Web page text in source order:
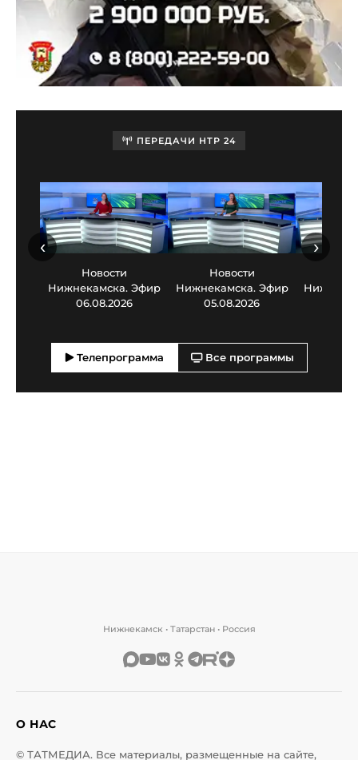
ПЕРЕДАЧИ НТР 24
Новости
Нижнекамска. Эфир
06.08.2026
Новости
Нижнекамска. Эфир
05.08.2026
‹ ›
Телепрограмма Все программы
Нижнекамск • Татарстан • Россия
О НАС
© ТАТМЕДИА. Все материалы, размещенные на сайте,